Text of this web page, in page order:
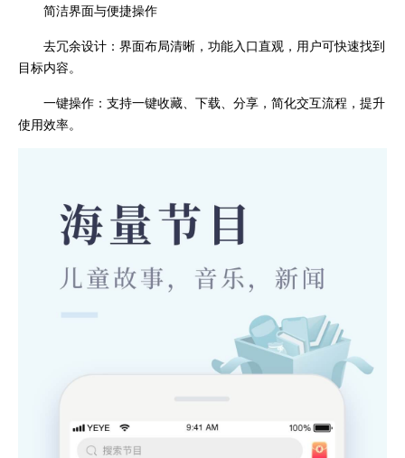
简洁界面与便捷操作
去冗余设计：界面布局清晰，功能入口直观，用户可快速找到
目标内容。
一键操作：支持一键收藏、下载、分享，简化交互流程，提升
使用效率。